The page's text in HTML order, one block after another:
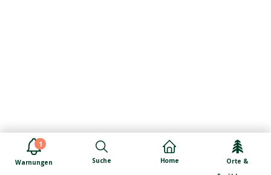
1
Warnungen Suche Home
Orte &